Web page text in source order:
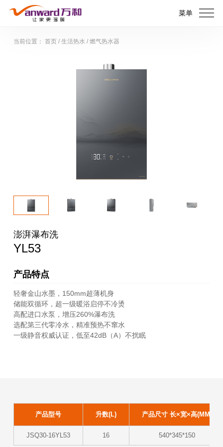
菜单
当前位置： 首页/ 生活热水 / 燃气热水器
澎湃瀑布洗
YL53
产品特点
轻奢金山水墨，150mm超薄机身
储能双循环，超一级暖浴启停不冷烫
高配进口水泵，增压260%瀑布洗
选配第三代零冷水，精准预热不窜水
一级静音权威认证，低至42dB（A）不扰眠
产品型号 升数(L) 产品尺寸 长×宽×高(MM)
JSQ30-16YL53 16 540*345*150